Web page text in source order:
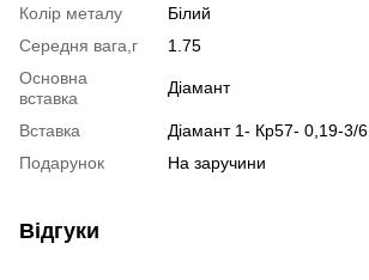
Колір металу
Білий
Середня вага,г
1.75
Основна
вставка
Діамант
Вставка
Діамант 1- Кр57- 0,19-3/6
Подарунок
На заручини
Відгуки